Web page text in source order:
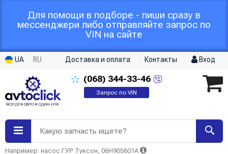
Для помощи в подборе - пиши сразу в
мессенджери либо отправляйте запрос по
VIN на сайте
UA RU Доставка и оплата Контакты Вход
(068) 344-33-46
Запрос по VIN
Какую запчасть ищете?
Например: насос ГУР Туксон, 06H905601A